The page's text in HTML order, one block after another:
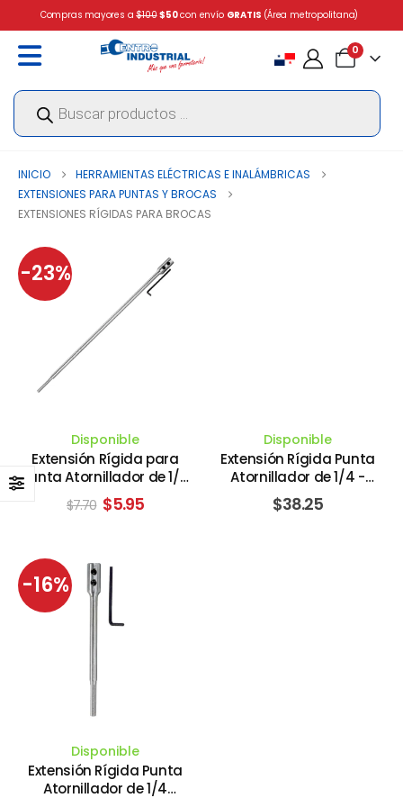
Compras mayores a$100 $50con envío GRATIS (Área metropolitana)
0
Búsqueda
productos
INICIO
HERRAMIENTAS ELÉCTRICAS E INALÁMBRICAS
EXTENSIONES PARA PUNTAS Y BROCAS
EXTENSIONES RÍGIDAS PARA BROCAS
-23%
Disponible
Extensión Rígida para
Punta Atornillador de 1/4
- Hexagonal X 12". IRWIN
INDUSTRIAL TOOLS
$7.70 El
precio
$7.70.
$5.95El
Disponible
Extensión Rígida Punta
Atornillador de 1/4 -
Hexagonal X 6" con
Mandril Cambio Rápido.
$38.25
-16%
Disponible
Extensión Rígida Punta
Atornillador de 1/4